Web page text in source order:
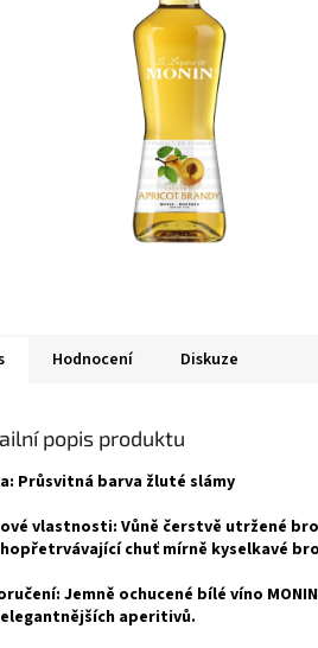
Hodnocení Diskuze
popis produktu
Průsvitná barva žluté slámy
vlastnosti: Vůně čerstvě utržené
chuť mírně kyselkavé
Jemně ochucené bílé víno
aperitivů.